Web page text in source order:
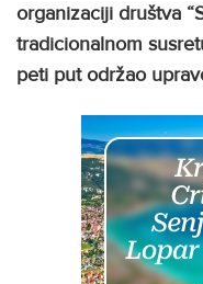
organizaciji društva
tradicionalnom
peti put održao